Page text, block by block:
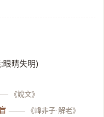
眼睛失明)
《說文》
—— 《韓非子·解老》